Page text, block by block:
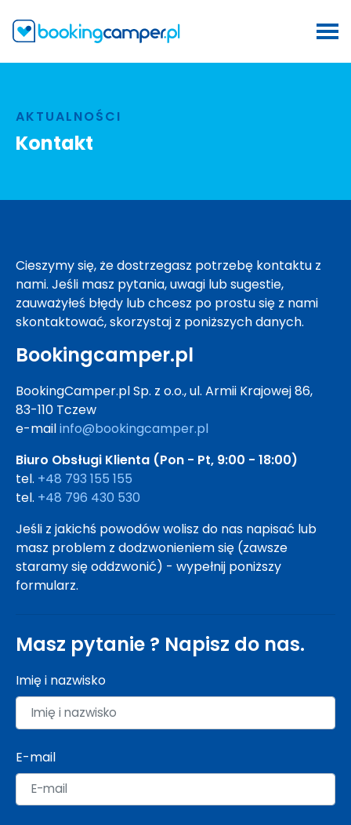
AKTUALNOŚCI
Kontakt
Cieszymy się, że dostrzegasz potrzebę kontaktu z
nami. Jeśli masz pytania, uwagi lub sugestie,
zauważyłeś błędy lub chcesz po prostu się z nami
skontaktować, skorzystaj z poniższych danych.
Bookingcamper.pl
BookingCamper.pl Sp. z o.o., ul. Armii Krajowej 86,
83-110 Tczew
e-mailinfo@bookingcamper.pl
Biuro Obsługi Klienta (Pon - Pt, 9:00 - 18:00)
tel. +48 793 155 155
tel. +48 796 430 530
Jeśli z jakichś powodów wolisz do nas napisać lub
masz problem z dodzwonieniem się (zawsze
staramy się oddzwonić) - wypełnij poniższy
formularz.
Masz pytanie ? Napisz do nas.
Imię i nazwisko
E-mail